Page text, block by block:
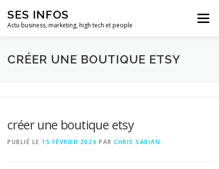
contenu
SES INFOS
Actu business, marketing, high tech et people
Menu
BUSINESS MARKETING
CRÉER UNE BOUTIQUE ETSY
créer une boutique etsy
PUBLIÉ LE 15 FÉVRIER 2024 PAR CHRIS SABIAN